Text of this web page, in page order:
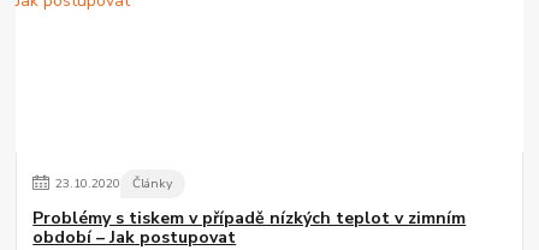
23.10.2020 Články
Problémy s tiskem v případě nízkých teplot v zimním
období – Jak postupovat